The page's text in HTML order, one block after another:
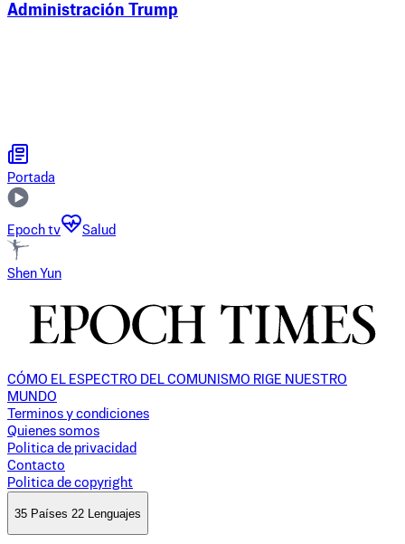
Administración Trump
Portada
Epoch tv Salud
Shen Yun
CÓMO EL ESPECTRO DEL COMUNISMO RIGE NUESTRO
MUNDO
Terminos y condiciones
Quienes somos
Politica de privacidad
Contacto
Politica de copyright
35 Países 22 Lenguajes